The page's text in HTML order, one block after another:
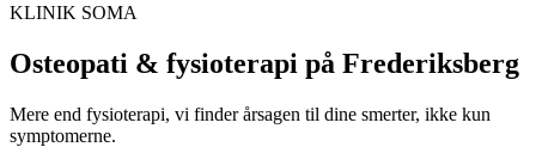
KLINIK SOMA
Osteopati & fysioterapi på Frederiksberg
Mere end fysioterapi, vi finder årsagen til dine smerter, ikke kun
symptomerne.